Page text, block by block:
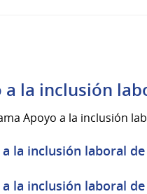
la inclusión
Apoyo a la inclusión
la inclusión laboral
la inclusión laboral